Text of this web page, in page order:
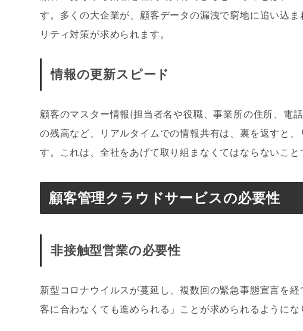
す。多くの大企業が、顧客データの漏洩で窮地に追い込
リティ対策が求められます。
情報の更新スピード
顧客のマスター情報(担当者名や役職、事業所の住所、電
の残高など、リアルタイムでの情報共有は、裏を返すと
す。これは、全社をあげて取り組まなくてはならないこと
顧客管理クラウドサービスの必要性
非接触型営業の必要性
新型コロナウイルスが蔓延し、複数回の緊急事態宣言を
客に合わなくても進められる」ことが求められるようにな